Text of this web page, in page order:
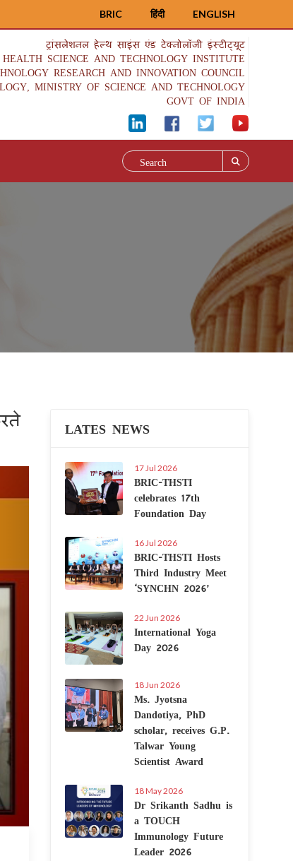
ENGLISH
हिंदी
BRIC
ट्रांसलेशनल हेल्थ साइंस एंड टेक्नोलॉजी इंस्टीट्यूट
SCIENCE AND TECHNOLOGY INSTITUTE
RESEARCH AND INNOVATION COUNCIL
MINISTRY OF SCIENCE AND TECHNOLOGY
GOVT OF INDIA
LATES NEWS
17 Jul 2026
BRIC-THSTI
celebrates 17th
Foundation Day
16 Jul 2026
BRIC-THSTI Hosts
Third Industry Meet
‘SYNCHN 2026’
22 Jun 2026
International Yoga
Day 2026
18 Jun 2026
Ms. Jyotsna
Dandotiya, PhD
scholar, receives G.P.
Talwar Young
Scientist Award
18 May 2026
Dr Srikanth Sadhu is
a TOUCH
Immunology Future
Leader 2026